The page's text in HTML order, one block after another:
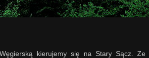
kierujemy się na Stary Sącz.